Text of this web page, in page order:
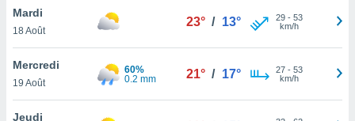
à
cas,
que
Mardi
18 Août
23° / 13° 29- 53
km/h
Mercredi
19 Août
60%
0.2 mm
21° / 17° 27- 53
km/h
Jeudi